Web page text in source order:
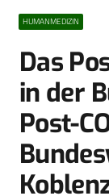
HUMANMEDIZIN
Das
in der
Post-